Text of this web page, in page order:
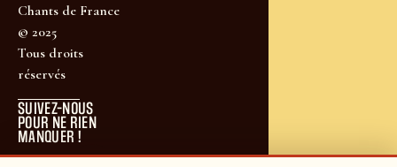
Chants de France
© 2025
Tous droits
réservés
SUIVEZ-NOUS
POUR NE RIEN
MANQUER !